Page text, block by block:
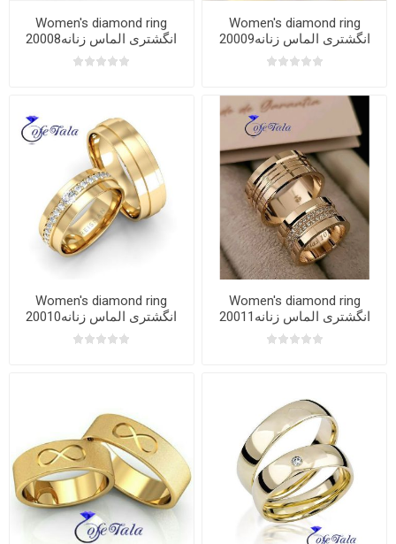
Women's diamond ring
20008انگشتری الماس زنانه
Women's diamond ring
20009انگشتری الماس زنانه
Women's diamond ring
20010انگشتری الماس زنانه
Women's diamond ring
20011انگشتری الماس زنانه